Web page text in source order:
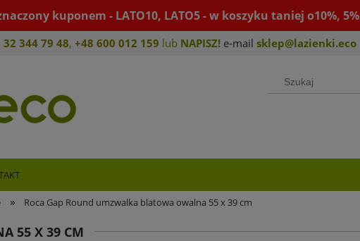
kuponem - LATO10, LATO5 - w koszyku taniej o10%, 5%
32 344 79 48, +48 600 012 159 lub NAPISZ! e-mail sklep@lazienki.eco
» Roca Gap Round umzwalka blatowa owalna 55 x 39 cm
55 X 39 CM